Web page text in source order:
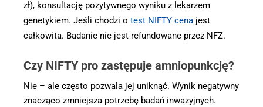
zł), konsultację pozytywnego wyniku z lekarzem
genetykiem. Jeśli chodzi o test NIFTY cena jest
całkowita. Badanie nie jest refundowane przez NFZ.
Czy NIFTY pro zastępuje amniopunkcję?
Nie – ale często pozwala jej uniknąć. Wynik negatywny
znacząco zmniejsza potrzebę badań inwazyjnych.